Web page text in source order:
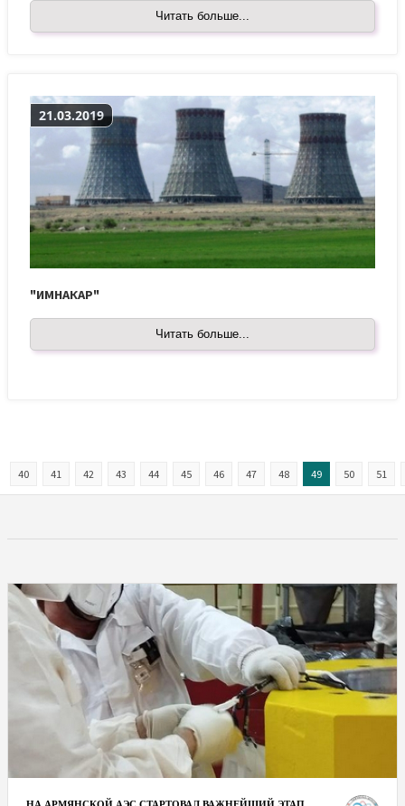
Читать больше...
21.03.2019
"ИМНАКАР"
Читать больше...
40 41 42 43 44 45 46 47 48 49 50 51
НА АРМЯНСКОЙ АЭС СТАРТОВАЛ ВАЖНЕЙШИЙ ЭТАП